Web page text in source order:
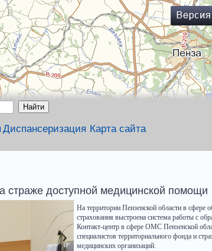
Диспансеризация Карта сайта
страже доступной медицинской помощи
На территории Пензенской области в сфере
страхования выстроена система работы с
Контакт-центр в сфере ОМС Пензенской
специалистов территориального фонда и
медицинских организаций.